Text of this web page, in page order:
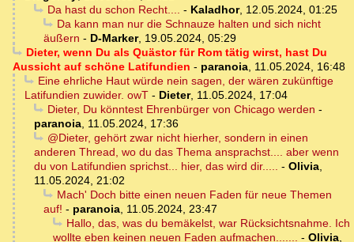
Da hast du schon Recht.... - Kaladhor, 12.05.2024, 01:25
Da kann man nur die Schnauze halten und sich nicht
äußern - D-Marker, 19.05.2024, 05:29
Dieter, wenn Du als Quästor für Rom tätig wirst, hast Du
Aussicht auf schöne Latifundien - paranoia, 11.05.2024, 16:48
Eine ehrliche Haut würde nein sagen, der wären zukünftige
Latifundien zuwider. owT - Dieter, 11.05.2024, 17:04
Dieter, Du könntest Ehrenbürger von Chicago werden -
paranoia, 11.05.2024, 17:36
@Dieter, gehört zwar nicht hierher, sondern in einen
anderen Thread, wo du das Thema ansprachst.... aber wenn
du von Latifundien sprichst... hier, das wird dir..... - Olivia,
11.05.2024, 21:02
Mach' Doch bitte einen neuen Faden für neue Themen
auf! - paranoia, 11.05.2024, 23:47
Hallo, das, was du bemäkelst, war Rücksichtsnahme. Ich
wollte eben keinen neuen Faden aufmachen....... - Olivia,